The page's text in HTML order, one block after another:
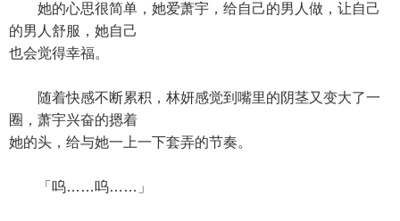
她的心思很简单，她爱萧宇，给自己的男人做，让自己
的男人舒服，她自己
也会觉得幸福。
随着快感不断累积，林妍感觉到嘴里的阴茎又变大了一
圈，萧宇兴奋的摁着
她的头，给与她一上一下套弄的节奏。
「呜……呜……」